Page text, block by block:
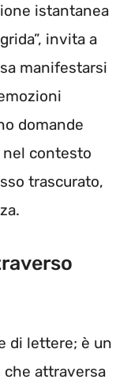
istantanea
invita a
manifestarsi
domande
nel contesto
trascurato,
di lettere; è un
attraversa